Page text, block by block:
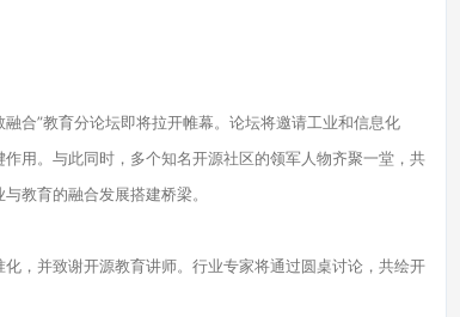
合”教育分论坛即将拉开帷幕。论坛将邀请工业和信息化
用。与此同时，多个知名开源社区的领军人物齐聚一堂，共
教育的融合发展搭建桥梁。
，并致谢开源教育讲师。行业专家将通过圆桌讨论，共绘开